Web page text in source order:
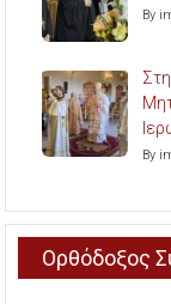
By
By
Ορθόδοξος